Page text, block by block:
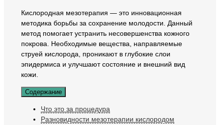
Кислородная мезотерапия — это инновационная
методика борьбы за сохранение молодости. Данный
метод помогает устранить несовершенства кожного
покрова. Необходимые вещества, направляемые
струей кислорода, проникают в глубокие слои
эпидермиса и улучшают состояние и внешний вид
кожи.
Содержание
Что это за процедура
Разновидности мезотерапии кислородом